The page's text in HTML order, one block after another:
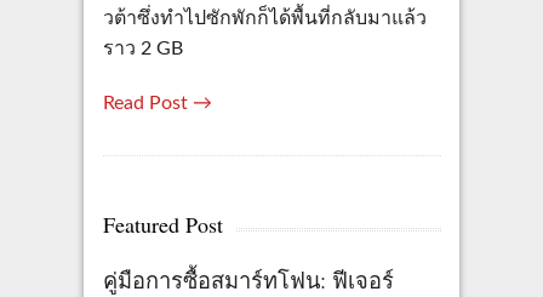
วต้าซึ่งทำไปซักพักก็ได้พื้นที่กลับมาแล้ว
ราว 2 GB
Read Post →
Featured Post
คู่มือการซื้อสมาร์ทโฟน: ฟีเจอร์